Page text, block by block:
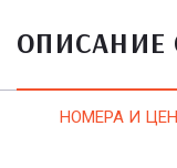
ОПИСАНИЕ
НОМЕРА И